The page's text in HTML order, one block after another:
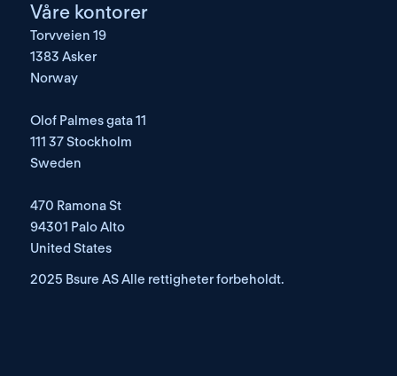
Våre kontorer
Torvveien 19
1383 Asker
Norway
Olof Palmes gata 11
111 37 Stockholm
Sweden
470 Ramona St
94301 Palo Alto
United States
2025 Bsure AS Alle rettigheter forbeholdt.